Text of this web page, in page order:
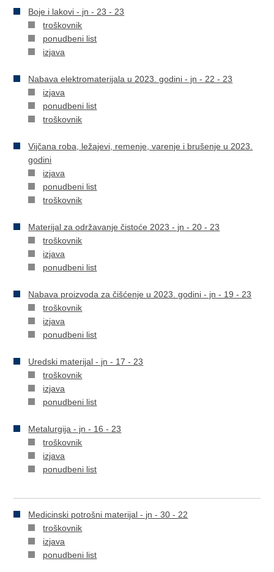
Boje i lakovi - jn - 23 - 23
troškovnik
ponudbeni list
izjava
Nabava elektromaterijala u 2023. godini - jn - 22 - 23
izjava
ponudbeni list
troškovnik
Vijčana roba, ležajevi, remenje, varenje i brušenje u 2023.
godini
izjava
ponudbeni list
troškovnik
Materijal za održavanje čistoće 2023 - jn - 20 - 23
troškovnik
izjava
ponudbeni list
Nabava proizvoda za čišćenje u 2023. godini - jn - 19 - 23
troškovnik
izjava
ponudbeni list
Uredski materijal - jn - 17 - 23
troškovnik
izjava
ponudbeni list
Metalurgija - jn - 16 - 23
troškovnik
izjava
ponudbeni list
Medicinski potrošni materijal - jn - 30 - 22
troškovnik
izjava
ponudbeni list